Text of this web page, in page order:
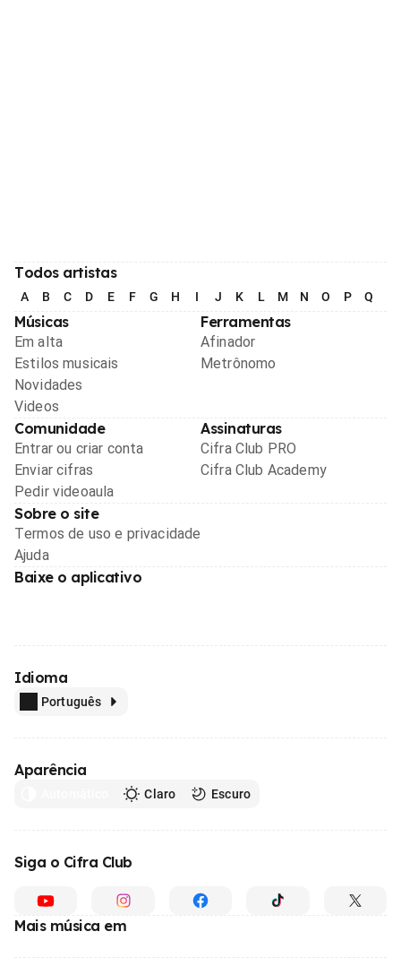
Todos artistas
A B C D E F G H I J K L M N O P Q
Músicas
Em alta
Estilos musicais
Novidades
Videos
Ferramentas
Afinador
Metrônomo
Comunidade
Entrar ou criar conta
Enviar cifras
Pedir videoaula
Assinaturas
Cifra Club PRO
Cifra Club Academy
Sobre o site
Termos de uso e privacidade
Ajuda
Baixe o aplicativo
Idioma
Português
Aparência
Claro Escuro
Siga o Cifra Club
Mais música em